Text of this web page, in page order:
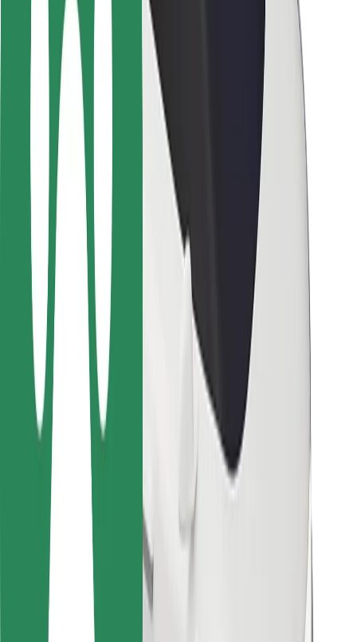
ქალაქი უკეთესობისკენ
აეროპორტები
Bolt-ის დასატენი სადგური
მხარდაჭერა
მგზავრებისთვის
მძღოლებისთვის
კურიერებისთვის
Bolt Food
ავტოპარკის მფლობელებისთვის
რესტორნებისთვის
Bolt for Business
სხვა
მომწოდებლები
წესები და პირობები
Cookies
მიიღე მომსახურება რამდენიმე წუთში!
გადმოწერე Bolt
იპოვე შენი საყვარელი კერძები!
გადმოწერე Bolt Food